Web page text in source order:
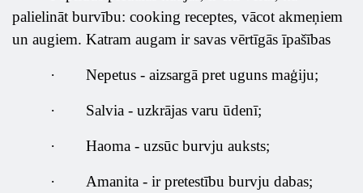
palielināt burvību: cooking receptes, vācot akmeņiem
un augiem. Katram augam ir savas vērtīgās īpašības
· Nepetus - aizsargā pret uguns maģiju;
· Salvia - uzkrājas varu ūdenī;
· Haoma - uzsūc burvju auksts;
· Amanita - ir pretestību burvju dabas;